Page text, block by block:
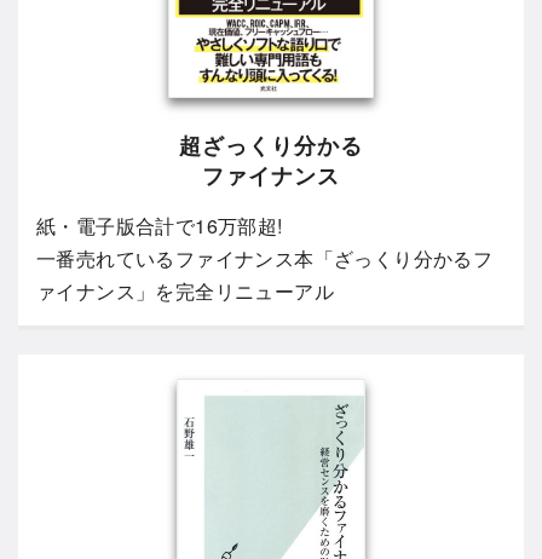
超ざっくり分かる
ファイナンス
紙・電子版合計で16万部超!
一番売れているファイナンス本「ざっくり分かるフ
ァイナンス」を完全リニューアル